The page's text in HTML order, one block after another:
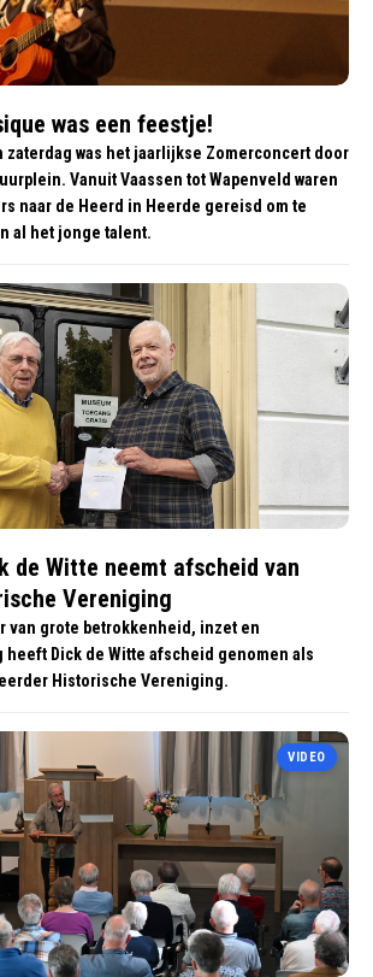
was een feestje!
zaterdag was het jaarlijkse Zomerconcert door
Vanuit Vaassen tot Wapenveld waren
naar de Heerd in Heerde gereisd om te
al het jonge talent.
de Witte neemt afscheid van
Vereniging
van grote betrokkenheid, inzet en
Dick de Witte afscheid genomen als
Historische Vereniging.
VIDEO